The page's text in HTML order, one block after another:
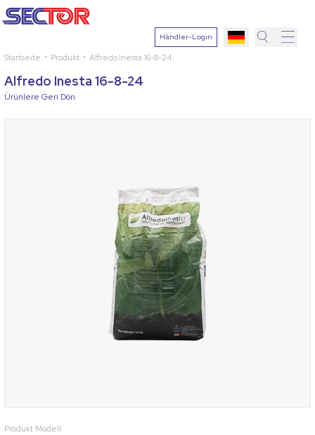
Händler-Login
Startseite Produkt Alfredo Inesta 16-8-24
Alfredo Inesta 16-8-24
Ürünlere Geri Dön
Produkt Modell